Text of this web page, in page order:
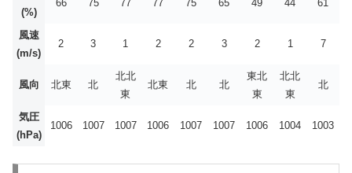
(%)
66 75 77 77 75 65 49 44 61
風速
(m/s)
2 3 1 2 2 3 2 1 7
風向 北東 北
北北
東
北東 北 北
東北
東
北北
東
北
気圧
(hPa)
1006 1007 1007 1006 1007 1007 1006 1004 1003